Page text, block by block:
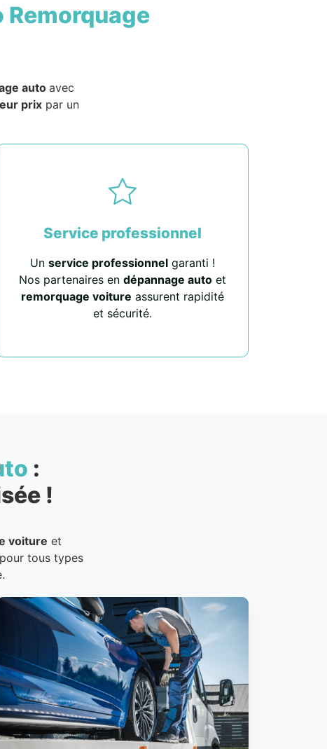
Remorquage
auto avec
prix par un
Service professionnel
Un service professionnel garanti !
Nos partenaires en dépannage auto et
remorquage voiture assurent rapidité
et sécurité.
:
!
voiture et
tous types